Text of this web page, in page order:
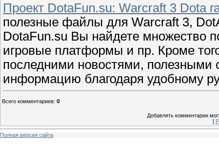
Проект DotaFun.su: Warcraft 3 Dota
полезные файлы для Warcraft 3,
DotaFun.su Вы найдете множество
игровые платформы и пр. Кроме
последними новостями, полезными
информацию благодаря удобному
Всего комментариев: 0
Добавлять комментарии
[
Полная версия сайта